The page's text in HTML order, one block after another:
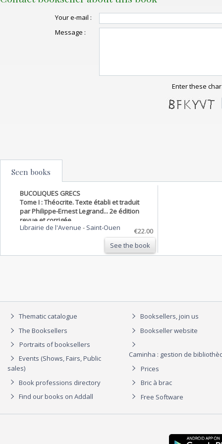
Your e-mail :
Message :
Enter these
Seen books
BUCOLIQUES GRECS
Tome I : Théocrite. Texte établi et traduit
par Philippe-Ernest Legrand... 2e édition
revue et corrigée
Librairie de l'Avenue - Saint-Ouen
€22.00
See the book
Thematic catalogue
The Booksellers
Portraits of booksellers
Events (Shows, Fairs, Public
sales)
Book professions directory
Find our books on Addall
Booksellers, join us
Bookseller website
Caminha : gestion de
Prices
Bric à brac
Free Software